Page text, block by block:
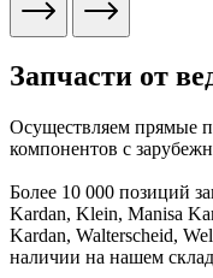
Запчасти от
Осуществляем прямые
компонентов с
Более 10 000 позиций
Kardan, Klein, Manisa
Kardan, Walterscheid,
наличии на нашем